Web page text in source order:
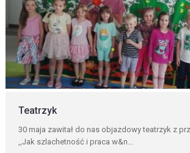
Teatrzyk
30 maja zawitał do nas objazdowy teatrzyk z
,,Jak szlachetność i praca w&n...